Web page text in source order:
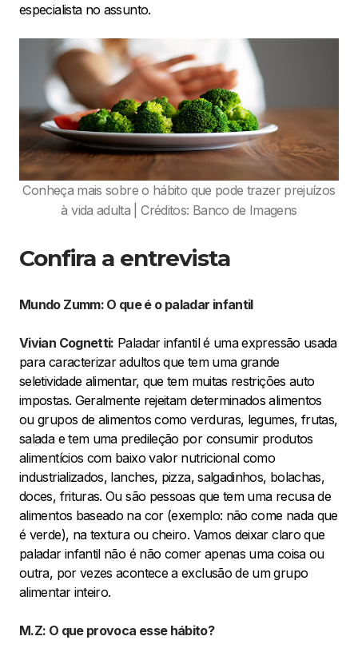
especialista no assunto.
Conheça mais sobre o hábito que pode trazer prejuízos
à vida adulta | Créditos: Banco de Imagens
Confira a entrevista
Mundo Zumm: O que é o paladar infantil
Vivian Cognetti: Paladar infantil é uma expressão usada
para caracterizar adultos que tem uma grande
seletividade alimentar, que tem muitas restrições auto
impostas. Geralmente rejeitam determinados alimentos
ou grupos de alimentos como verduras, legumes, frutas,
salada e tem uma predileção por consumir produtos
alimentícios com baixo valor nutricional como
industrializados, lanches, pizza, salgadinhos, bolachas,
doces, frituras. Ou são pessoas que tem uma recusa de
alimentos baseado na cor (exemplo: não come nada que
é verde), na textura ou cheiro. Vamos deixar claro que
paladar infantil não é não comer apenas uma coisa ou
outra, por vezes acontece a exclusão de um grupo
alimentar inteiro.
M.Z: O que provoca esse hábito?